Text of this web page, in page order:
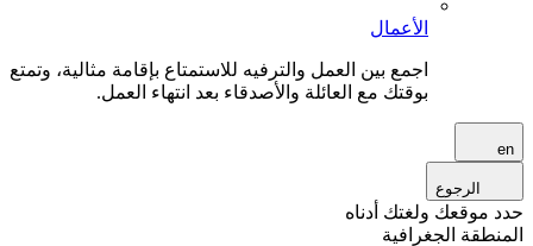
الأعمال
اجمع بين العمل والترفيه للاستمتاع بإقامة مثالية، وتمتع
بوقتك مع العائلة والأصدقاء بعد انتهاء العمل.
en
الرجوع
حدد موقعك ولغتك أدناه
المنطقة الجغرافية